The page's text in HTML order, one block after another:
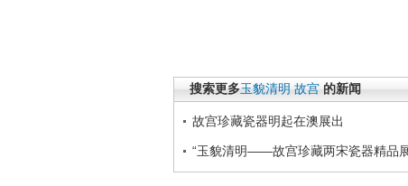
搜索更多玉貌清明 故宫 的新闻
故宫珍藏瓷器明起在澳展出
“玉貌清明――故宫珍藏两宋瓷器精品